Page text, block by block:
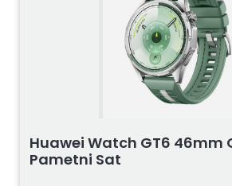
Huawei Watch GT6 46mm
Pametni Sat